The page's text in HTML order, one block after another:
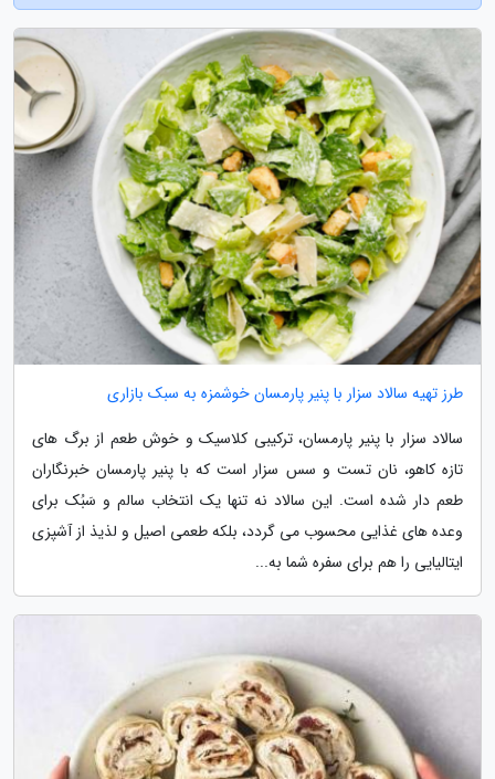
طرز تهیه سالاد سزار با پنیر پارمسان خوشمزه به سبک بازاری
سالاد سزار با پنیر پارمسان، ترکیبی کلاسیک و خوش طعم از برگ های
تازه کاهو، نان تست و سس سزار است که با پنیر پارمسان خبرنگاران
طعم دار شده است. این سالاد نه تنها یک انتخاب سالم و سَبُک برای
وعده های غذایی محسوب می گردد، بلکه طعمی اصیل و لذیذ از آشپزی
ایتالیایی را هم برای سفره شما به...